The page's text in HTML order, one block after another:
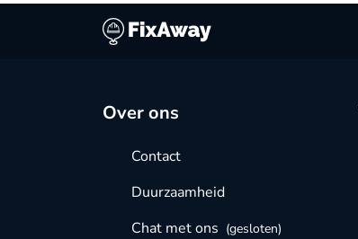
Over ons
Contact
Duurzaamheid
Chat met ons (gesloten)